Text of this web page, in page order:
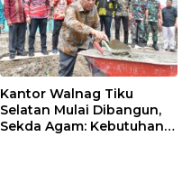
Kantor Walnag Tiku
Selatan Mulai Dibangun,
Sekda Agam: Kebutuhan